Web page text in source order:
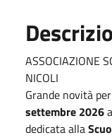
ASSOCIAZIONE
NICOLI
Grande novità
settembre 2026
dedicata alla